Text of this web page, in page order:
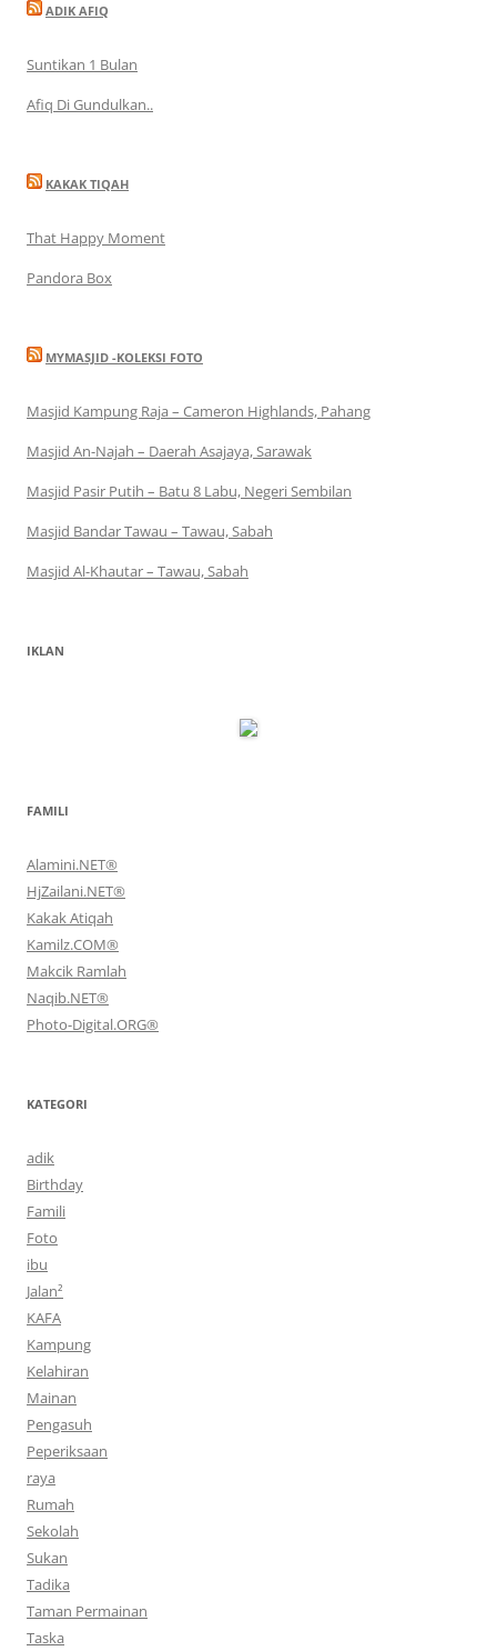
ADIK AFIQ
Suntikan 1 Bulan
Afiq Di Gundulkan..
KAKAK TIQAH
That Happy Moment
Pandora Box
MYMASJID -KOLEKSI FOTO
Masjid Kampung Raja – Cameron Highlands, Pahang
Masjid An-Najah – Daerah Asajaya, Sarawak
Masjid Pasir Putih – Batu 8 Labu, Negeri Sembilan
Masjid Bandar Tawau – Tawau, Sabah
Masjid Al-Khautar – Tawau, Sabah
IKLAN
FAMILI
Alamini.NET®
HjZailani.NET®
Kakak Atiqah
Kamilz.COM®
Makcik Ramlah
Naqib.NET®
Photo-Digital.ORG®
KATEGORI
adik
Birthday
Famili
Foto
ibu
Jalan²
KAFA
Kampung
Kelahiran
Mainan
Pengasuh
Peperiksaan
raya
Rumah
Sekolah
Sukan
Tadika
Taman Permainan
Taska